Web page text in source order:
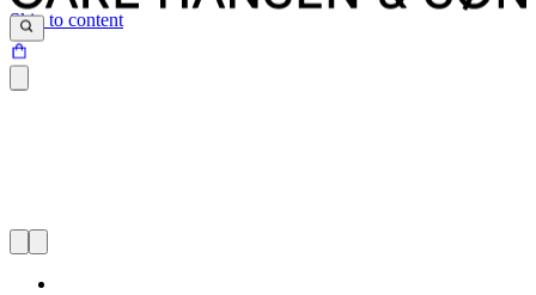
Skip to content